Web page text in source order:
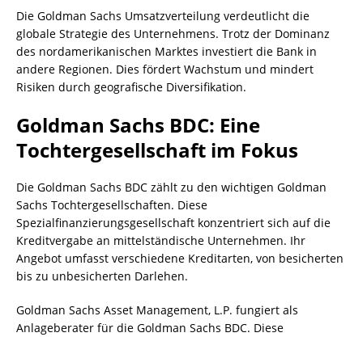
Die Goldman Sachs Umsatzverteilung verdeutlicht die
globale Strategie des Unternehmens. Trotz der Dominanz
des nordamerikanischen Marktes investiert die Bank in
andere Regionen. Dies fördert Wachstum und mindert
Risiken durch geografische Diversifikation.
Goldman Sachs BDC: Eine
Tochtergesellschaft im Fokus
Die Goldman Sachs BDC zählt zu den wichtigen Goldman
Sachs Tochtergesellschaften. Diese
Spezialfinanzierungsgesellschaft konzentriert sich auf die
Kreditvergabe an mittelständische Unternehmen. Ihr
Angebot umfasst verschiedene Kreditarten, von besicherten
bis zu unbesicherten Darlehen.
Goldman Sachs Asset Management, L.P. fungiert als
Anlageberater für die Goldman Sachs BDC. Diese